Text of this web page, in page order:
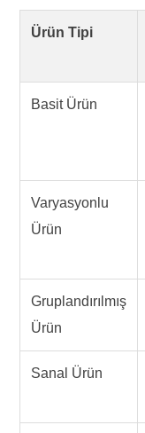
Ürün Tipi
Basit Ürün
Varyasyonlu
Ürün
Gruplandırılmış
Ürün
Sanal Ürün